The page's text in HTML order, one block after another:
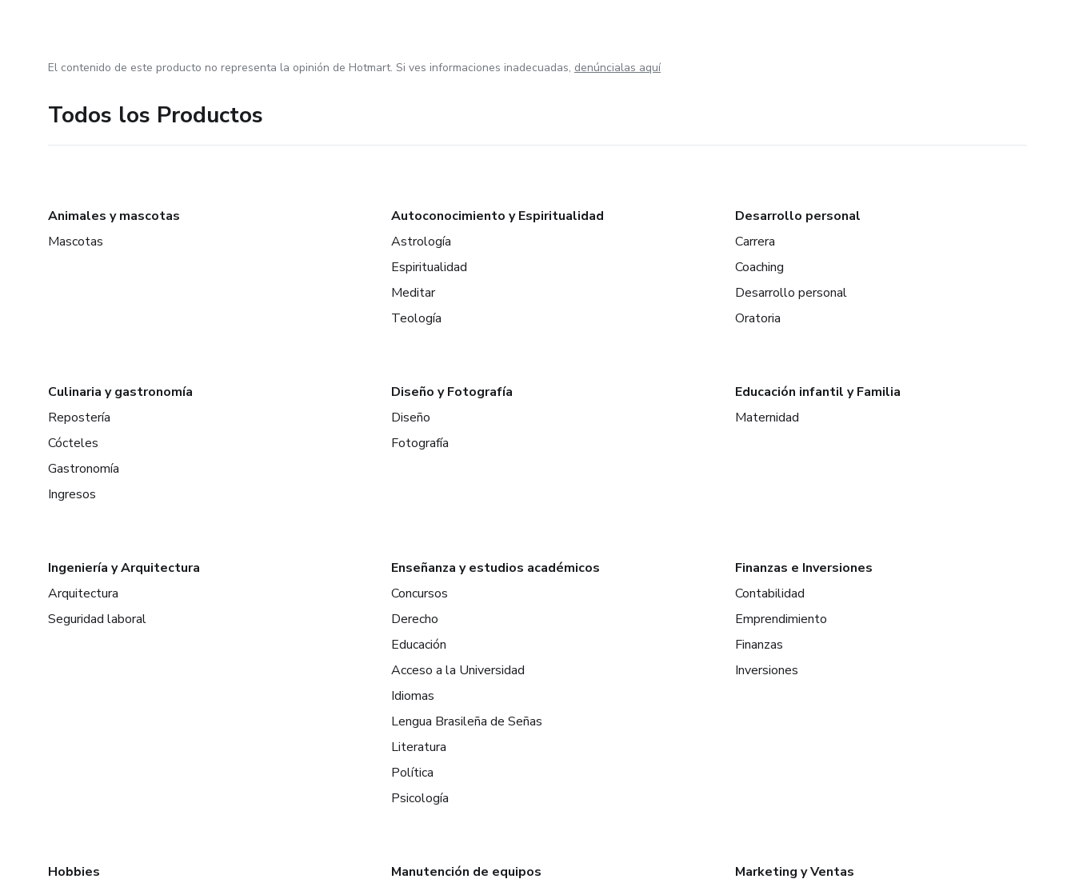
El contenido de este producto no representa la opinión de Hotmart. Si ves informaciones inadecuadas, denúncialas aquí
Todos los Productos
Animales y mascotas
Mascotas
Autoconocimiento y Espiritualidad
Astrología
Espiritualidad
Meditar
Teología
Desarrollo personal
Carrera
Coaching
Desarrollo personal
Oratoria
Culinaria y gastronomía
Repostería
Cócteles
Gastronomía
Ingresos
Diseño y Fotografía
Diseño
Fotografía
Educación infantil y Familia
Maternidad
Ingeniería y Arquitectura
Arquitectura
Seguridad laboral
Enseñanza y estudios académicos
Concursos
Derecho
Educación
Acceso a la Universidad
Idiomas
Lengua Brasileña de Señas
Literatura
Política
Psicología
Finanzas e Inversiones
Contabilidad
Emprendimiento
Finanzas
Inversiones
Hobbies Manutención de equipos Marketing y Ventas